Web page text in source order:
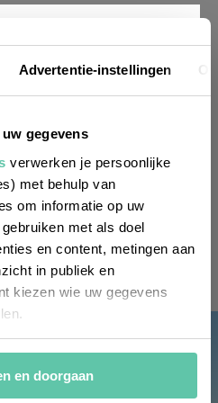
Advertentie-instellingen
gegevens
verwerken je persoonlijke
met behulp van
om informatie op uw
met als doel
en content, metingen aan
in publiek en
kiezen wie uw gegevens
ook graag:
over uw geografische
en doorgaan
op de hoogte zijn
leuke adressen
voor Frankrijk? Meld
onze 2-wekelijkse
Zo gedaan!